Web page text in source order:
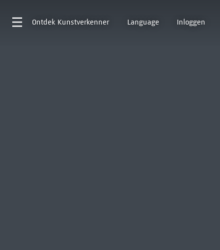
Ontdek Kunstverkenner Language Inloggen